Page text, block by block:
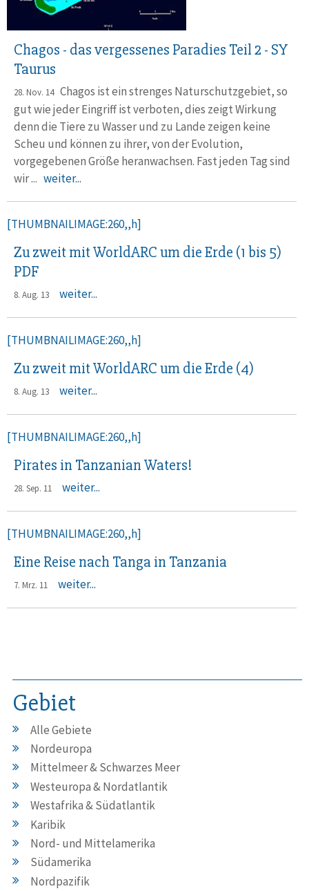
Chagos - das vergessenes Paradies Teil 2 - SY
Taurus
28. Nov. 14Chagos ist ein strenges Naturschutzgebiet, so
gut wie jeder Eingriff ist verboten, dies zeigt Wirkung
denn die Tiere zu Wasser und zu Lande zeigen keine
Scheu und können zu ihrer, von der Evolution,
vorgegebenen Größe heranwachsen. Fast jeden Tag sind
wir ... weiter...
[THUMBNAILIMAGE:260,,h]
Zu zweit mit WorldARC um die Erde (1 bis 5)
PDF
8. Aug. 13 weiter...
[THUMBNAILIMAGE:260,,h]
Zu zweit mit WorldARC um die Erde (4)
8. Aug. 13 weiter...
[THUMBNAILIMAGE:260,,h]
Pirates in Tanzanian Waters!
28. Sep. 11 weiter...
[THUMBNAILIMAGE:260,,h]
Eine Reise nach Tanga in Tanzania
7. Mrz. 11 weiter...
Gebiet
Alle Gebiete
Nordeuropa
Mittelmeer & Schwarzes Meer
Westeuropa & Nordatlantik
Westafrika & Südatlantik
Karibik
Nord- und Mittelamerika
Südamerika
Nordpazifik